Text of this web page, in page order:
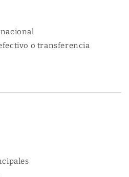
nacional
o transferencia